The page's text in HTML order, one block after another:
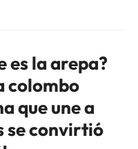
es la arepa?
colombo
que une a
se convirtió